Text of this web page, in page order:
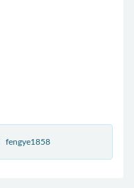
fengye1858